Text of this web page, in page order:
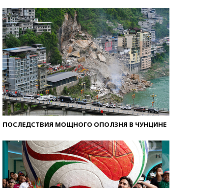
ПОСЛЕДСТВИЯ МОЩНОГО ОПОЛЗНЯ В ЧУНЦИНЕ